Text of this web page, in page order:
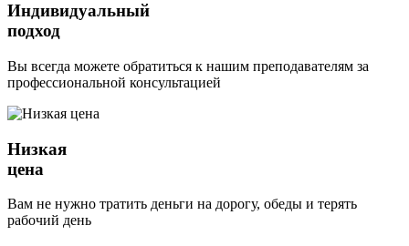
Индивидуальный
подход
Вы всегда можете обратиться к нашим преподавателям за
профессиональной консультацией
Низкая
цена
Вам не нужно тратить деньги на дорогу, обеды и терять
рабочий день